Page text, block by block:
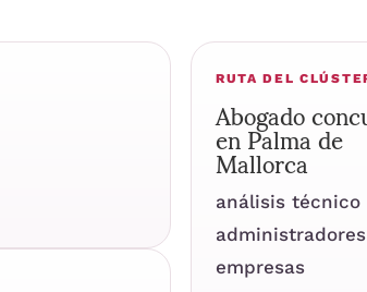
RUTA DEL
Abogado
en Palma de
Mallorca
análisis técnico
empresas